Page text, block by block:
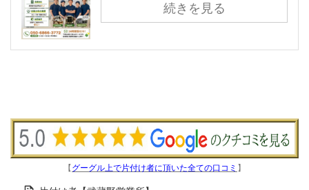
続きを見る
【グーグル上で片付け者に頂いた全ての口コミ 】